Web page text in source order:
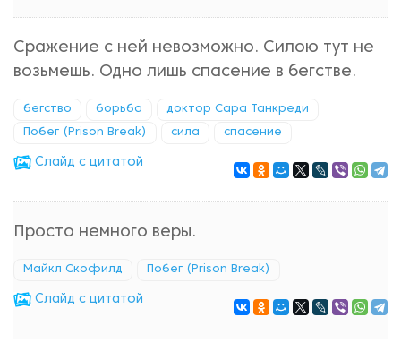
Сражение с ней невозможно. Силою тут не
возьмешь. Одно лишь спасение в бегстве.
бегство борьба доктор Сара Танкреди
Побег (Prison Break) сила спасение
Cлайд с цитатой
Просто немного веры.
Майкл Скофилд Побег (Prison Break)
Cлайд с цитатой